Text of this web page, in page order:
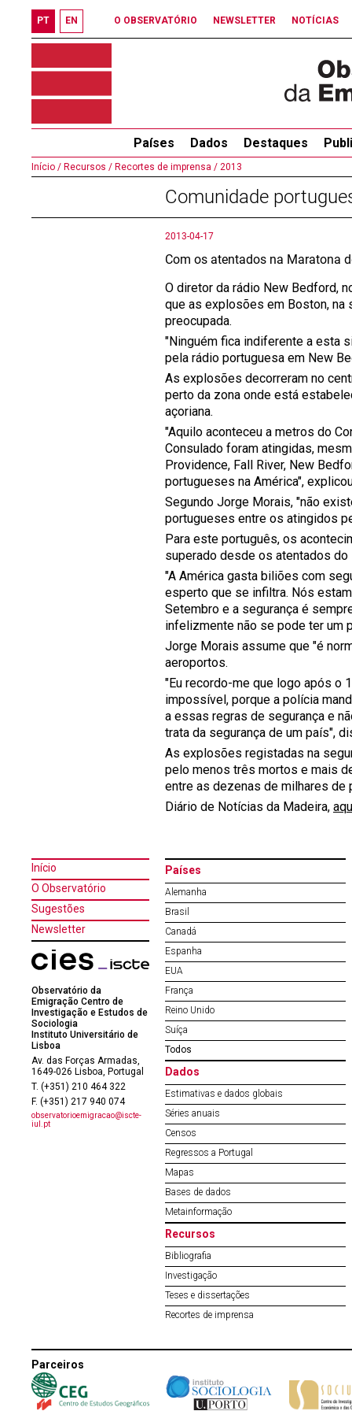
PT EN O OBSERVATÓRIO NEWSLETTER NOTÍCIAS
Países Dados Destaques
Início / Recursos / Recortes de imprensa / 2013
Comunidade
2013-04-17
Com os atentados na Maratona
O diretor da rádio New Bedford,
que as explosões em Boston, na
preocupada.
"Ninguém fica indiferente a esta
pela rádio portuguesa em New
As explosões decorreram no
perto da zona onde está
açoriana.
"Aquilo aconteceu a metros do
Consulado foram atingidas,
Providence, Fall River, New
portugueses na América",
Segundo Jorge Morais, "não
portugueses entre os atingidos
Para este português, os
superado desde os atentados
"A América gasta biliões com
esperto que se infiltra. Nós
Setembro e a segurança é
infelizmente não se pode ter um
Jorge Morais assume que "é
aeroportos.
"Eu recordo-me que logo após o
impossível, porque a polícia
a essas regras de segurança e
trata da segurança de um país",
As explosões registadas na
pelo menos três mortos e mais
entre as dezenas de milhares
Diário de Notícias da Madeira,
Início
O Observatório
Sugestões
Newsletter
Observatório da
Emigração Centro de
Investigação e Estudos de
Sociologia
Instituto Universitário de
Lisboa
Av. das Forças Armadas,
1649-026 Lisboa, Portugal
T. (+351) 210 464 322
F. (+351) 217 940 074
observatorioemigracao@iscte-
iul.pt
Países
Alemanha
Brasil
Canadá
Espanha
EUA
França
Reino Unido
Suíça
Todos
Dados
Estimativas e dados globais
Séries anuais
Censos
Regressos a Portugal
Mapas
Bases de dados
Metainformação
Recursos
Bibliografia
Investigação
Teses e dissertações
Recortes de imprensa
Parceiros